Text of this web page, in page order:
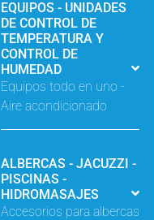
EQUIPOS - UNIDADES
DE CONTROL DE
TEMPERATURA Y
CONTROL DE
HUMEDAD
Equipos todo en uno -
Aire acondicionado
ALBERCAS - JACUZZI -
PISCINAS -
HIDROMASAJES
Accesorios para albercas